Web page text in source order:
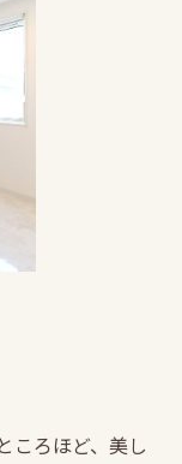
ころほど、美し